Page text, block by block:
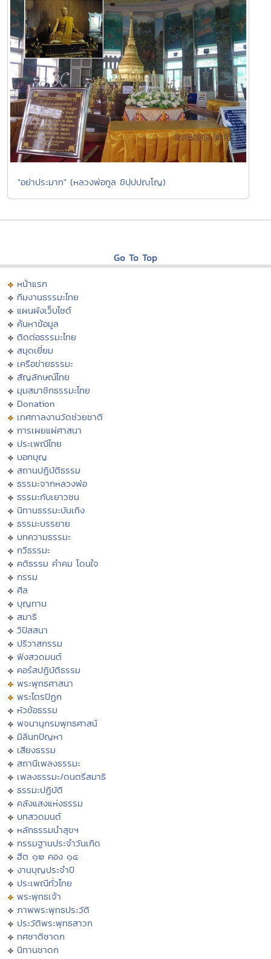
"อย่าประมาท" (หลวงพ่อทูล ขิปฺปปญฺโญ)
Go To Top
หน้าแรก
ทีมงานธรรมะไทย
แผนผังเว็บไซต์
ค้นหาข้อมูล
ติดต่อธรรมะไทย
สมุดเยี่ยม
เครือข่ายธรรมะ
สัญลักษณ์ไทย
มุมสมาชิกธรรมะไทย
Donation
เทศกาลงานวัดช่วยชาติ
การเผยแผ่ศาสนา
ประเพณีไทย
บอกบุญ
สถานปฏิบัติธรรม
ธรรมะจากหลวงพ่อ
ธรรมะกับเยาวชน
นิทานธรรมะบันเทิง
ธรรมะบรรยาย
บทความธรรมะ
กวีธรรมะ
คติธรรม คำคม โดนใจ
กรรม
ศีล
บุญทาน
สมาธิ
วิปัสสนา
ปริวาสกรรม
ฟังสวดมนต์
คอร์สปฏิบัติธรรม
พระพุทธศาสนา
พระไตรปิฏก
หัวข้อธรรม
พจนานุกรมพุทธศาสน์
มิลินทปัญหา
เสียงธรรม
สถานีเพลงธรรมะ
เพลงธรรมะ/ดนตรีสมาธิ
ธรรมะปฏิบัติ
คลังแสงแห่งธรรม
บทสวดมนต์
หลักธรรมนำสุขฯ
กรรมฐานประจำวันเกิด
ฮีต ๑๒ คอง ๑๔
งานบุญประจำปี
ประเพณีทั่วไทย
พระพุทธเจ้า
ภาพพระพุทธประวัติ
ประวัติพระพุทธสาวก
ทศชาติชาดก
นิทานชาดก